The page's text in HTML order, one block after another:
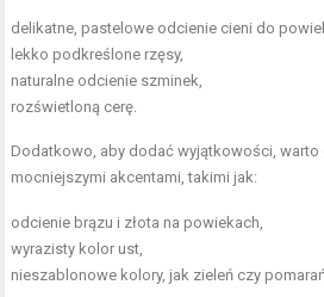
delikatne, pastelowe odcienie cieni do
lekko podkreślone rzęsy,
naturalne odcienie szminek,
rozświetloną cerę.
Dodatkowo, aby dodać wyjątkowości, warto
mocniejszymi akcentami, takimi jak:
odcienie brązu i złota na powiekach,
wyrazisty kolor ust,
nieszablonowe kolory, jak zieleń czy